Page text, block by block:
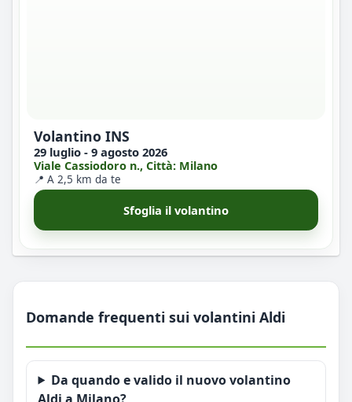
Volantino INS
29 luglio - 9 agosto 2026
Viale Cassiodoro n., Città: Milano
📍 A 2,5 km da te
Sfoglia il volantino
Domande frequenti sui volantini Aldi
Da quando e valido il nuovo volantino